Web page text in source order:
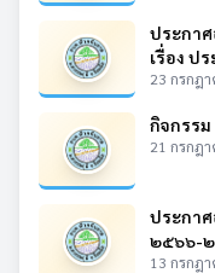
ประกา
เรื่อง ป
23 กรกฎ
กิจกรร
21 กรกฎ
ประกา
๒๕๖๖-๒
13 กรกฎ